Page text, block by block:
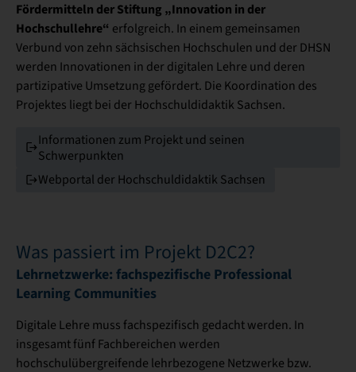
Fördermitteln der Stiftung „Innovation in der
Hochschullehre“ erfolgreich. In einem gemeinsamen
Verbund von zehn sächsischen Hochschulen und der DHSN
werden Innovationen in der digitalen Lehre und deren
partizipative Umsetzung gefördert. Die Koordination des
Projektes liegt bei der Hochschuldidaktik Sachsen.
Informationen zum Projekt und seinen
Schwerpunkten
Webportal der Hochschuldidaktik Sachsen
Was passiert im Projekt D2C2?
Lehrnetzwerke: fachspezifische Professional
Learning Communities
Digitale Lehre muss fachspezifisch gedacht werden. In
insgesamt fünf Fachbereichen werden
hochschulübergreifende lehrbezogene Netzwerke bzw.